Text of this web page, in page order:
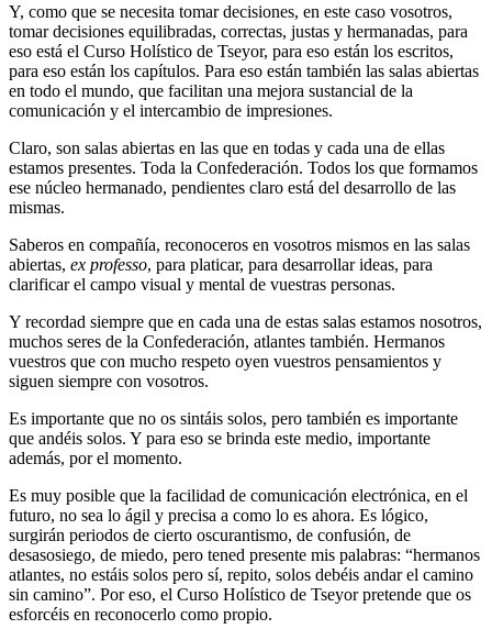
Y, como que se necesita tomar decisiones, en este caso vosotros,
tomar decisiones equilibradas, correctas, justas y hermanadas, para
eso está el Curso Holístico de Tseyor, para eso están los escritos,
para eso están los capítulos. Para eso están también las salas abiertas
en todo el mundo, que facilitan una mejora sustancial de la
comunicación y el intercambio de impresiones.
Claro, son salas abiertas en las que en todas y cada una de ellas
estamos presentes. Toda la Confederación. Todos los que formamos
ese núcleo hermanado, pendientes claro está del desarrollo de las
mismas.
Saberos en compañía, reconoceros en vosotros mismos en las salas
abiertas, ex professo, para platicar, para desarrollar ideas, para
clarificar el campo visual y mental de vuestras personas.
Y recordad siempre que en cada una de estas salas estamos nosotros,
muchos seres de la Confederación, atlantes también. Hermanos
vuestros que con mucho respeto oyen vuestros pensamientos y
siguen siempre con vosotros.
Es importante que no os sintáis solos, pero también es importante
que andéis solos. Y para eso se brinda este medio, importante
además, por el momento.
Es muy posible que la facilidad de comunicación electrónica, en el
futuro, no sea lo ágil y precisa a como lo es ahora. Es lógico,
surgirán periodos de cierto oscurantismo, de confusión, de
desasosiego, de miedo, pero tened presente mis palabras: “hermanos
atlantes, no estáis solos pero sí, repito, solos debéis andar el camino
sin camino”. Por eso, el Curso Holístico de Tseyor pretende que os
esforcéis en reconocerlo como propio.